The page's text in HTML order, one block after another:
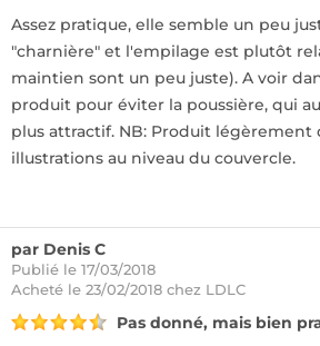
Assez pratique, elle semble un peu
"charnière" et l'empilage est plutôt
maintien sont un peu juste). A voir
produit pour éviter la poussière, qui
plus attractif. NB: Produit légèrement
illustrations au niveau du couvercle.
par Denis C
Publié le 17/03/2018
Acheté le 23/02/2018 chez LDLC
Pas donné, mais bien